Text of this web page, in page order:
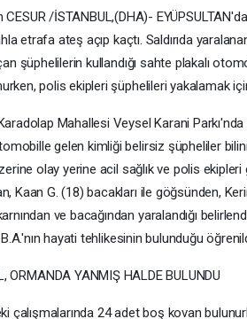
/İSTANBUL,(DHA)-
etrafa ateş açıp kaçtı. Saldırıda
şüphelilerin kullandığı sahte plakalı
polis ekipleri şüphelileri yakalamak
Mahallesi Veysel Karani
gelen kimliği belirsiz şüpheliler
olay yerine acil sağlık ve polis
Kaan G. (18) bacakları ile göğsünden,
ve bacağından yaralandığı
B.A.'nın hayati tehlikesinin bulunduğu
ORMANDA YANMIŞ HALDE BULUNDU
çalışmalarında 24 adet boş kovan